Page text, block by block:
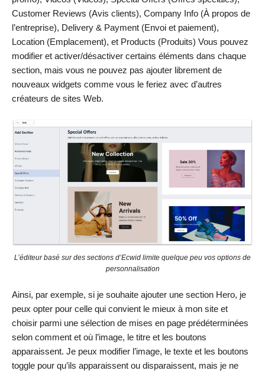
Customer Reviews (Avis clients), Company Info (À propos de
l’entreprise), Delivery & Payment (Envoi et paiement),
Location (Emplacement), et Products (Produits) Vous pouvez
modifier et activer/désactiver certains éléments dans chaque
section, mais vous ne pouvez pas ajouter librement de
nouveaux widgets comme vous le feriez avec d’autres
créateurs de sites Web.
L’éditeur basé sur des sections d’Ecwid limite quelque peu vos options de
personnalisation
Ainsi, par exemple, si je souhaite ajouter une section Hero, je
peux opter pour celle qui convient le mieux à mon site et
choisir parmi une sélection de mises en page prédéterminées
selon comment et où l’image, le titre et les boutons
apparaissent. Je peux modifier l’image, le texte et les boutons
toggle pour qu’ils apparaissent ou disparaissent, mais je ne